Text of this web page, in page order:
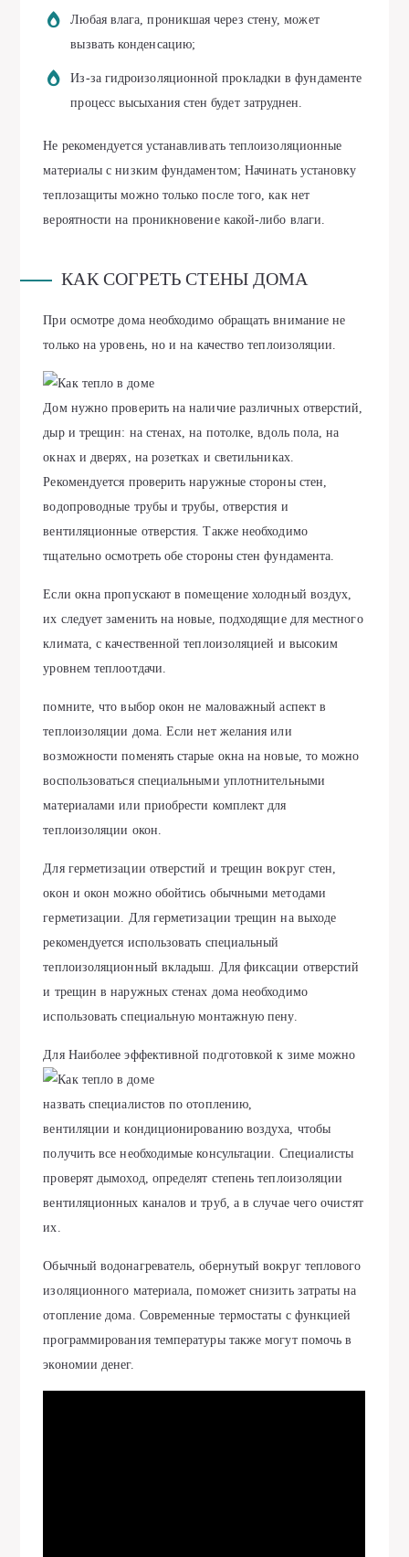
Любая влага, проникшая через стену, может
вызвать конденсацию;
Из-за гидроизоляционной прокладки в фундаменте
процесс высыхания стен будет затруднен.
Не рекомендуется устанавливать теплоизоляционные
материалы с низким фундаментом; Начинать установку
теплозащиты можно только после того, как нет
вероятности на проникновение какой-либо влаги.
КАК СОГРЕТЬ СТЕНЫ ДОМА
При осмотре дома необходимо обращать внимание не
только на уровень, но и на качество теплоизоляции.
Дом нужно проверить на наличие различных отверстий,
дыр и трещин: на стенах, на потолке, вдоль пола, на
окнах и дверях, на розетках и светильниках.
Рекомендуется проверить наружные стороны стен,
водопроводные трубы и трубы, отверстия и
вентиляционные отверстия. Также необходимо
тщательно осмотреть обе стороны стен фундамента.
Если окна пропускают в помещение холодный воздух,
их следует заменить на новые, подходящие для местного
климата, с качественной теплоизоляцией и высоким
уровнем теплоотдачи.
помните, что выбор окон не маловажный аспект в
теплоизоляции дома. Если нет желания или
возможности поменять старые окна на новые, то можно
воспользоваться специальными уплотнительными
материалами или приобрести комплект для
теплоизоляции окон.
Для герметизации отверстий и трещин вокруг стен,
окон и окон можно обойтись обычными методами
герметизации. Для герметизации трещин на выходе
рекомендуется использовать специальный
теплоизоляционный вкладыш. Для фиксации отверстий
и трещин в наружных стенах дома необходимо
использовать специальную монтажную пену.
ДляНаиболее эффективной подготовкой к зиме можно
назвать специалистов по отоплению,
вентиляции и кондиционированию воздуха, чтобы
получить все необходимые консультации. Специалисты
проверят дымоход, определят степень теплоизоляции
вентиляционных каналов и труб, а в случае чего очистят
их.
Обычный водонагреватель, обернутый вокруг теплового
изоляционного материала, поможет снизить затраты на
отопление дома. Современные термостаты с функцией
программирования температуры также могут помочь в
экономии денег.